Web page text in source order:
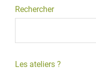
Rechercher
Les ateliers ?